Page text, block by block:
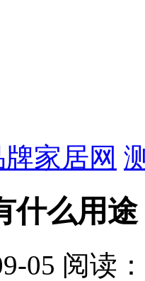
牌家居网
什么用途
05 阅读